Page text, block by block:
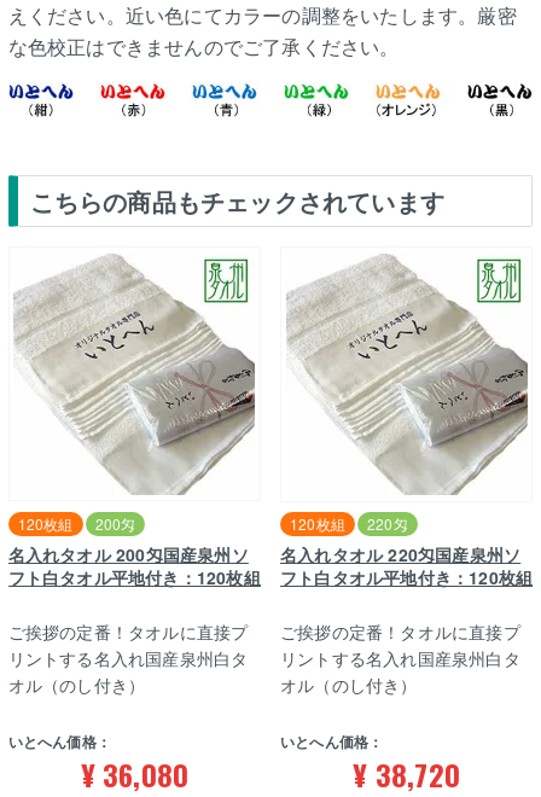
えください。近い色にてカラーの調整をいたします。厳密
な色校正はできませんのでご了承ください。
こちらの商品もチェックされています
名入れタオル 200匁国産泉州ソ
フト白タオル平地付き：120枚組
120枚組 200匁
いとへん価格：
¥ 36,080
ご挨拶の定番！タオルに直接プ
リントする名入れ国産泉州白タ
オル（のし付き）
名入れタオル 220匁国産泉州ソ
フト白タオル平地付き：120枚組
120枚組 220匁
いとへん価格：
¥ 38,720
ご挨拶の定番！タオルに直接プ
リントする名入れ国産泉州白タ
オル（のし付き）